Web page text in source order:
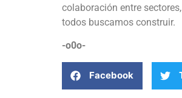
colaboración entre
todos buscamos construir.
-o0o-
Facebook